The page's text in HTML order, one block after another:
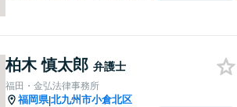
本質把握から解決に至るまで
懇切丁寧に対応します！【宅
建士資格あり】
柏木 慎太郎 弁護士
福田・金弘法律事務所
福岡県|北九州市小倉北区